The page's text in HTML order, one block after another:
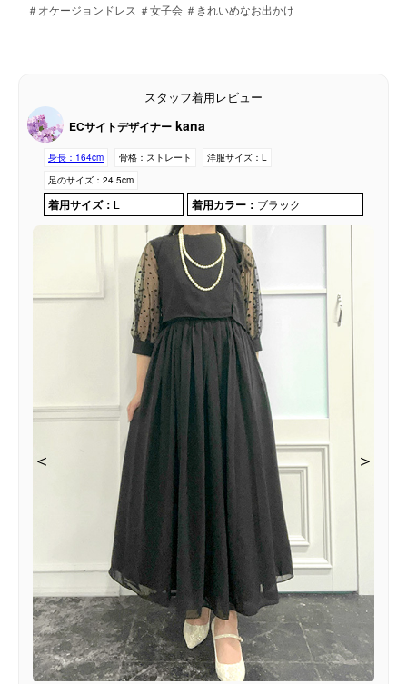
＃オケージョンドレス ＃女子会 ＃きれいめなお出かけ
スタッフ着用レビュー
ECサイトデザイナー kana
身長： 164cm 骨格： ストレート 洋服サイズ： L
足のサイズ： 24.5cm
着用サイズ： L 着用カラー： ブラック
＜ ＞
＜ ＞
＜ ＞